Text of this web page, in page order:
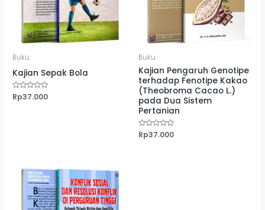
Buku
Kajian Sepak Bola
Dinilai
0
Rp37.000
Buku
Kajian Pengaruh Genotipe
terhadap Fenotipe Kakao
(Theobroma Cacao L.)
pada Dua Sistem
Pertanian
Dinilai
0
Rp37.000